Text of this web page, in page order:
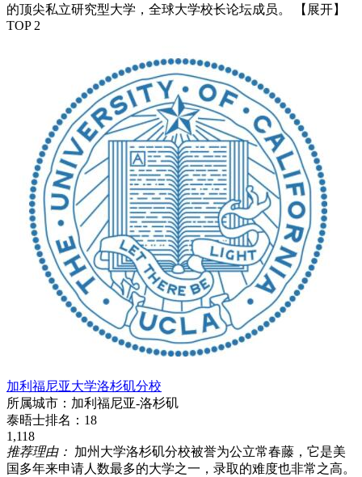
的顶尖私立研究型大学，全球大学校长论坛成员。
【展开】
TOP 2
加利福尼亚大学洛杉矶分校
所属城市： 加利福尼亚-洛杉矶
泰晤士排名： 18
1,118
推荐理由： 加州大学洛杉矶分校被誉为公立常春藤，它是美
国多年来申请人数最多的大学之一，录取的难度也非常之高。